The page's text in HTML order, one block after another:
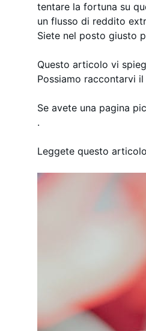
tentare la fortuna su
un flusso di reddito
Siete nel posto giusto
Questo articolo vi
Possiamo raccontarvi
Se avete una pagina
.
Leggete questo